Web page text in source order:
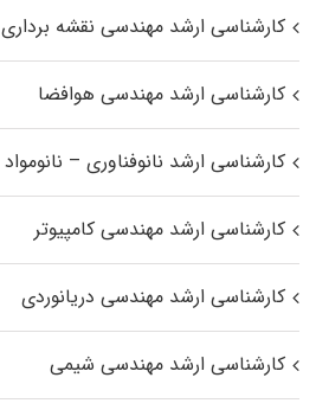
کارشناسی ارشد مهندسی نقشه برداری
کارشناسی ارشد مهندسی هوافضا
کارشناسی ارشد نانوفناوری – نانومواد
کارشناسی ارشد مهندسی کامپیوتر
کارشناسی ارشد مهندسی دریانوردی
کارشناسی ارشد مهندسی شیمی